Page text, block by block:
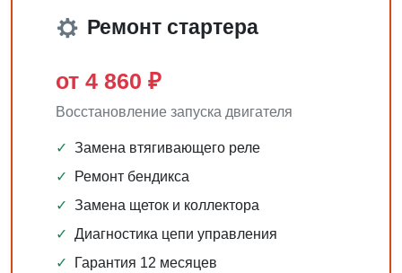
Ремонт стартера
от 4 860 ₽
Восстановление запуска двигателя
✓ Замена втягивающего реле
✓
Ремонт бендикса
✓ Замена щеток и коллектора
✓ Диагностика цепи управления
✓
Гарантия 12 месяцев